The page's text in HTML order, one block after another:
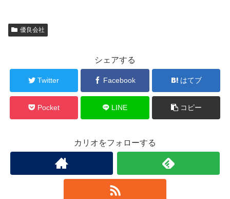
優良会社
シェアする
Twitter Facebook はてブ
Pocket LINE コピー
カリオをフォローする